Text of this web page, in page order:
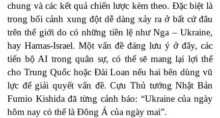
chung và các kết quả chiến lược kèm theo. Đặc biệt là
trong bối cảnh xung đột dễ dàng xảy ra ở bất cứ đâu
trên thế giới do có những tiền lệ như Nga – Ukraine,
hay Hamas-Israel. Một vấn đề đáng lưu ý ở đây, các
tiến bộ AI trong quân sự, có thể sẽ mang lại lợi thế
cho Trung Quốc hoặc Đài Loan nếu hai bên dùng vũ
lực để giải quyết vấn đề. Cựu Thủ tướng Nhật Bản
Fumio Kishida đã từng cảnh báo: “Ukraine của ngày
hôm nay có thể là Đông Á của ngày mai”.